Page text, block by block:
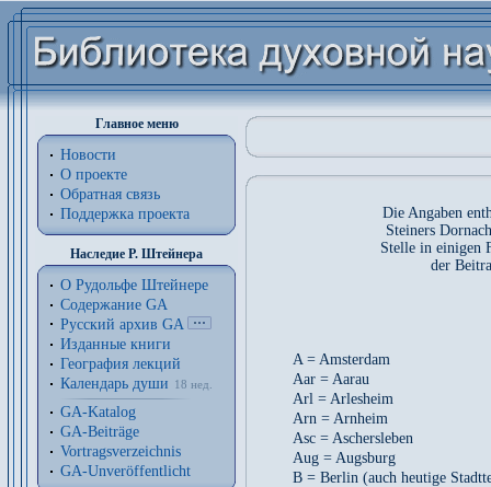
Главное меню
Новости
О проекте
Обратная связь
Поддержка проекта
Наследие Р. Штейнера
О Рудольфе Штейнере
Содержание GA
Русский архив GA
Изданные книги
География лекций
Календарь души
18 нед.
GA-Katalog
GA-Beiträge
Vortragsverzeichnis
GA-Unveröffentlicht
Die Angaben
Steiners
Stelle in einigen
der
A = Amsterdam
Aar = Aarau
Arl = Arlesheim
Arn = Arnheim
Asc = Aschersleben
Aug = Augsburg
B = Berlin (auch heutige